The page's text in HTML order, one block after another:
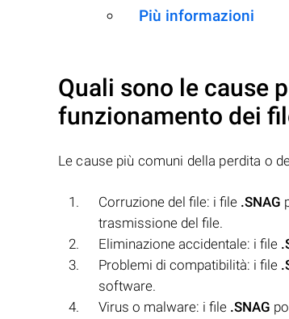
Più informazioni
Quali sono le cause
funzionamento dei
Le cause più comuni della perdita o
Corruzione del file: i file .SNAG
trasmissione del file.
Eliminazione accidentale: i file
Problemi di compatibilità: i file
software.
Virus o malware: i file .SNAG